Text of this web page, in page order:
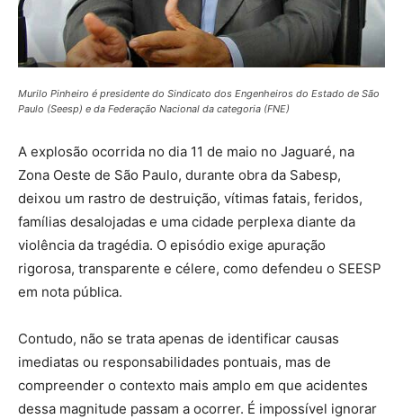
Murilo Pinheiro é presidente do Sindicato dos Engenheiros do Estado de São
Paulo (Seesp) e da Federação Nacional da categoria (FNE)
A explosão ocorrida no dia 11 de maio no Jaguaré, na
Zona Oeste de São Paulo, durante obra da Sabesp,
deixou um rastro de destruição, vítimas fatais, feridos,
famílias desalojadas e uma cidade perplexa diante da
violência da tragédia. O episódio exige apuração
rigorosa, transparente e célere, como defendeu o SEESP
em nota pública.
Contudo, não se trata apenas de identificar causas
imediatas ou responsabilidades pontuais, mas de
compreender o contexto mais amplo em que acidentes
dessa magnitude passam a ocorrer. É impossível ignorar